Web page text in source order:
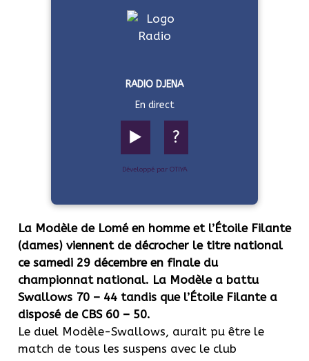
RADIO DJENA
En direct
▶️ ?
Développé par OTIYA
La Modèle de Lomé en homme et l’Étoile Filante
(dames) viennent de décrocher le titre national
ce samedi 29 décembre en finale du
championnat national. La Modèle a battu
Swallows 70 – 44 tandis que l’Étoile Filante a
disposé de CBS 60 – 50.
Le duel Modèle-Swallows, aurait pu être le
match de tous les suspens avec le club